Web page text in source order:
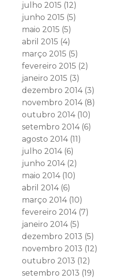
julho 2015 (12)
junho 2015 (5)
maio 2015 (5)
abril 2015 (4)
março 2015 (5)
fevereiro 2015 (2)
janeiro 2015 (3)
dezembro 2014(3)
novembro 2014(8)
outubro 2014(10)
setembro 2014(6)
agosto 2014(11)
julho 2014(6)
junho 2014(2)
maio 2014(10)
abril 2014(6)
março 2014(10)
fevereiro 2014(7)
janeiro 2014(5)
dezembro 2013 (5)
novembro 2013 (12)
outubro 2013 (12)
setembro 2013 (19)